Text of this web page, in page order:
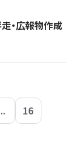
・広報物作成
16